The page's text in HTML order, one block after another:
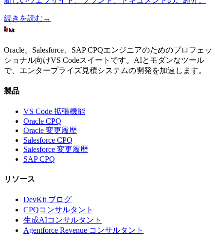
続きを読む →
Oracle、Salesforce、SAP CPQエンジニアのためのプロフェッ
ショナル向けVS Codeスイートです。AIとモダンなツール
で、エンタープライズ見積システムの開発を加速します。
製品
VS Code 拡張機能
Oracle CPQ
Oracle 変更履歴
Salesforce CPQ
Salesforce 変更履歴
SAP CPQ
リソース
DevKit ブログ
CPQコンサルタント
生成AIコンサルタント
Agentforce Revenue コンサルタント